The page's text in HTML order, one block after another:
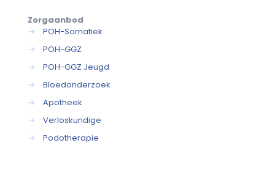
Zorgaanbod
→
POH-Somatiek
→
POH-GGZ
→
POH-GGZ Jeugd
→
Bloedonderzoek
→
Apotheek
→
Verloskundige
→
Podotherapie